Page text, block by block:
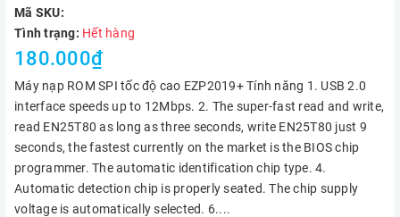
Mã SKU:
Tình trạng: Hết hàng
180.000₫
Máy nạp ROM SPI tốc độ cao EZP2019+ Tính năng 1. USB 2.0
interface speeds up to 12Mbps. 2. The super-fast read and write,
read EN25T80 as long as three seconds, write EN25T80 just 9
seconds, the fastest currently on the market is the BIOS chip
programmer. The automatic identification chip type. 4.
Automatic detection chip is properly seated. The chip supply
voltage is automatically selected. 6....